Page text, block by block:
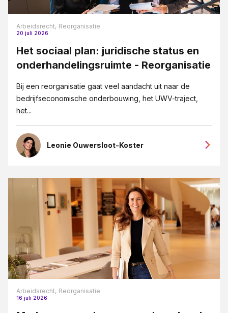
Arbeidsrecht, Reorganisatie
20 juli 2026
Het sociaal plan: juridische status en
onderhandelingsruimte - Reorganisatie
Bij een reorganisatie gaat veel aandacht uit naar de
bedrijfseconomische onderbouwing, het UWV-traject,
het...
Leonie Ouwersloot-Koster
Arbeidsrecht, Reorganisatie
16 juli 2026